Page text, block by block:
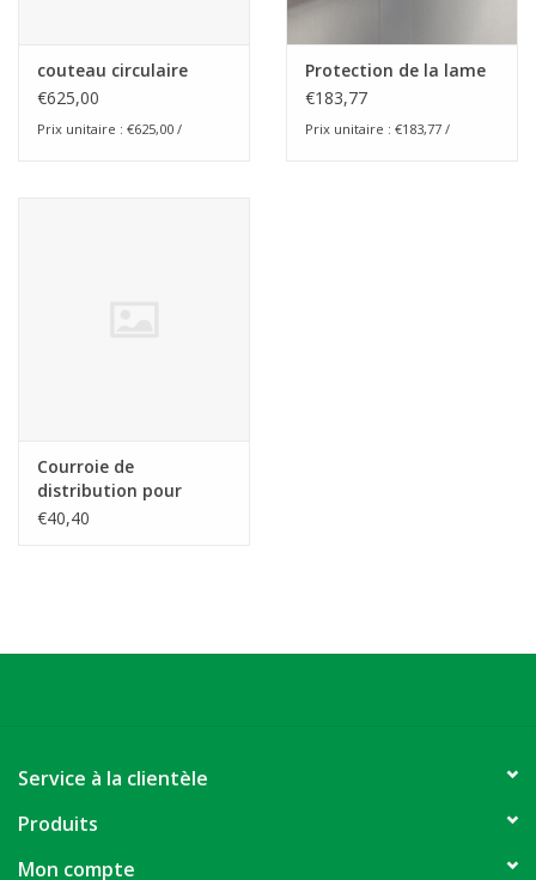
couteau circulaire
€625,00
Prix unitaire : €625,00 /
Protection de la lame
€183,77
Prix unitaire : €183,77 /
Courroie de
distribution pour
l'INNO S
€40,40
Service à la clientèle
Produits
Mon compte